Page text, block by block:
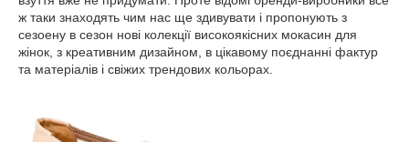
ж таки знаходять чим нас ще здивувати і пропонують з
сезоену в сезон нові колекції високоякісних мокасин для
жінок, з креативним дизайном, в цікавому поєднанні фактур
та матеріалів і свіжих трендових кольорах.